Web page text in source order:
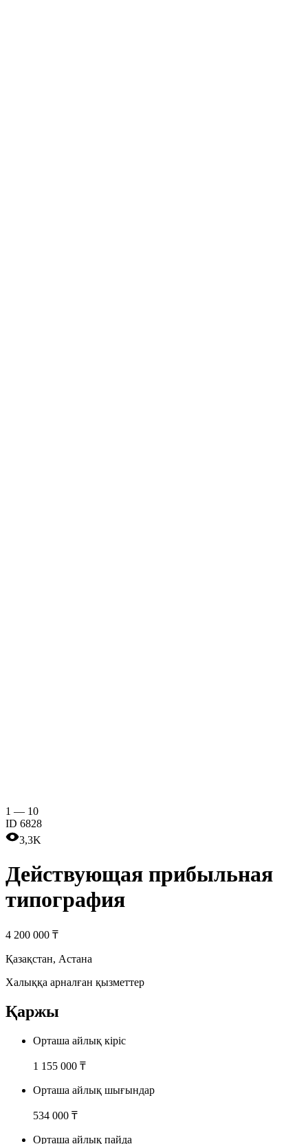
1 — 10
ID 6828
3,3K
Действующая прибыльная
типография
4 200 000 ₸
Қазақстан, Астана
Халыққа арналған қызметтер
Қаржы
Орташа айлық кіріс
1 155 000 ₸
Орташа айлық шығындар
534 000 ₸
Орташа айлық пайда